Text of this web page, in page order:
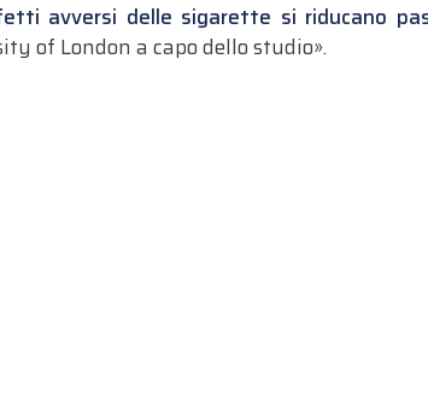
avversi delle sigarette si riducano
of London a capo dello studio».